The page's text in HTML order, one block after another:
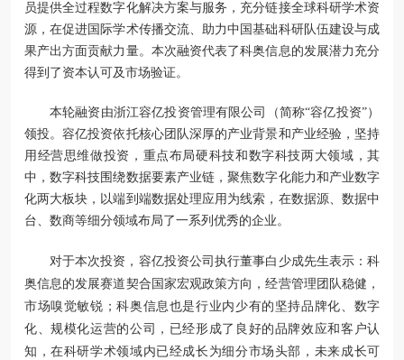
员提供全过程数字化解决方案与服务 ，充分链接全球科研学术资
源，在促进 国际学术传播交流、助力中国基础科研队伍建设与成
果产出方面贡献力量。 本次融资代表了科奥信息的发展潜力充分
得到了资本认可及市场验证。
本轮融资由浙江容亿投资管理有限公司（简称“容亿投资”）
领投。容亿投资依托核心团队深厚的产业背景和产业经验，坚持
用经营思维做投资，重点布局硬科技和数字科技两大领域，其
中，数字科技围绕数据要素产业链，聚焦数字化能力和产业数字
化两大板块，以端到端数据处理应用为线索，在数据源、数据中
台、数商等细分领域布局了一系列优秀的企业。
对于本次投资 ，容亿投资公司执行董事白少成先生表示：科
奥信息的发展赛道契合国家宏观政策方向，经营管理团队稳健，
市场嗅觉敏锐 ；科奥信息也是行业内少有的坚持品牌化、 数字
化、规模化运营的公司，已经形成了良好的品牌效应和客户认
知，在科研学术领域内已经成长为细分市场头部，未来成长可